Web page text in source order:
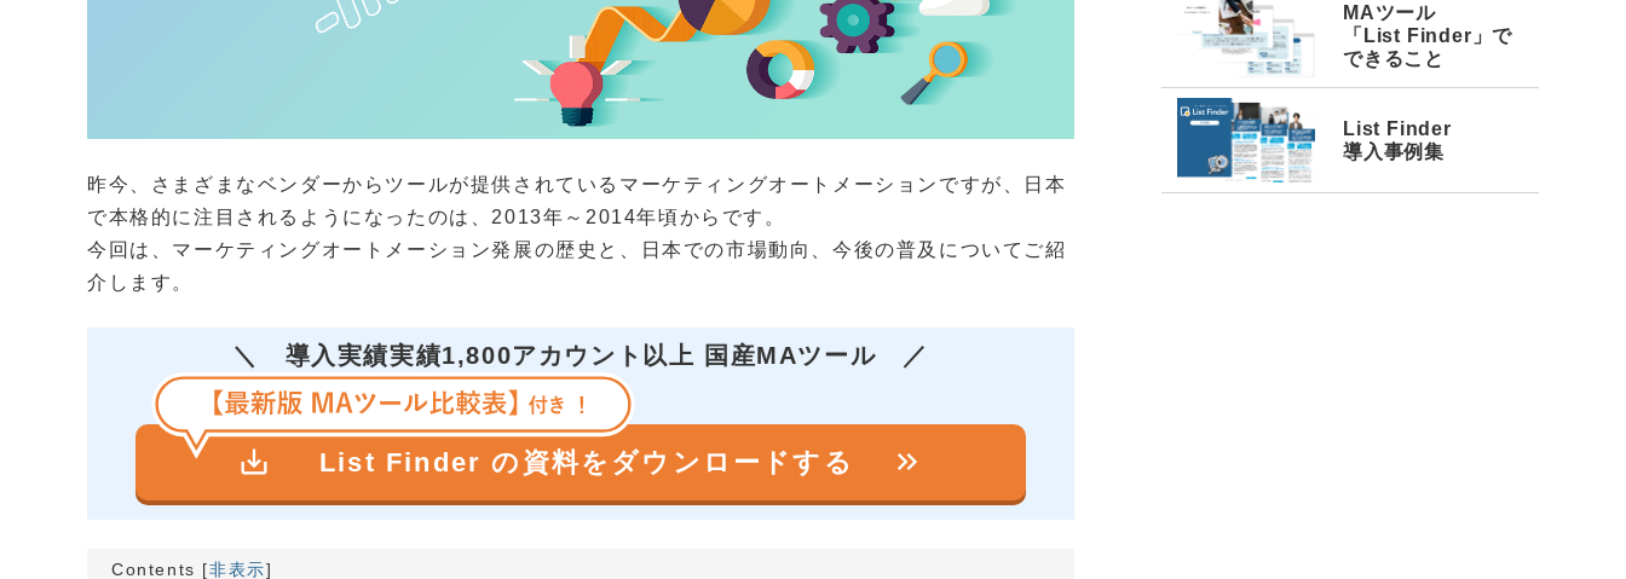
昨今、さまざまなベンダーからツールが提供されているマーケティングオートメーションですが、日本
で本格的に注目されるようになったのは、2013年～2014年頃からです。
今回は、マーケティングオートメーション発展の歴史と、日本での市場動向、今後の普及についてご紹
介します。
＼ 導入実績実績1,800アカウント以上 国産MAツール ／
save_alt List Finder の資料を ダウンロードする keyboard_double_arrow_right
Contents [非表示]
MAツール
「List Finder」で
できること
List Finder
導入事例集